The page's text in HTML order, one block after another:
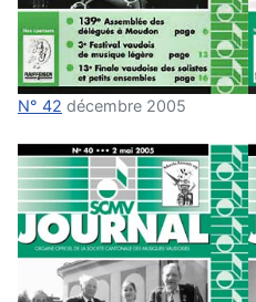
N° 42 décembre 2005